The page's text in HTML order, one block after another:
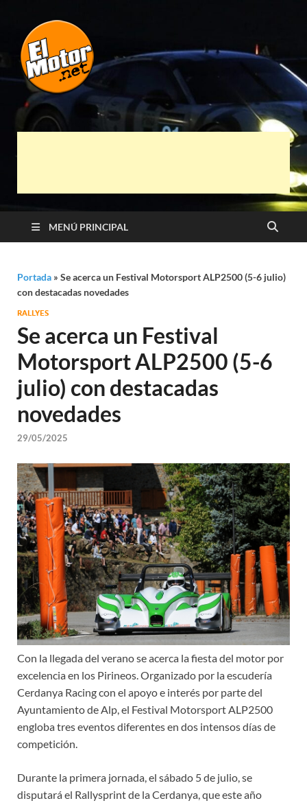
El Motor punto
Net
Automóviles
MENÚ PRINCIPAL
Portada » Se acerca un Festival Motorsport ALP2500 (5-6 julio)
con destacadas novedades
RALLYES
Se acerca un Festival
Motorsport ALP2500 (5-6
julio) con destacadas
novedades
29/05/2025
Con la llegada del verano se acerca la fiesta del motor por
excelencia en los Pirineos. Organizado por la escudería
Cerdanya Racing con el apoyo e interés por parte del
Ayuntamiento de Alp, el Festival Motorsport ALP2500
engloba tres eventos diferentes en dos intensos días de
competición.
Durante la primera jornada, el sábado 5 de julio, se
disputará el Rallysprint de la Cerdanya, que este año